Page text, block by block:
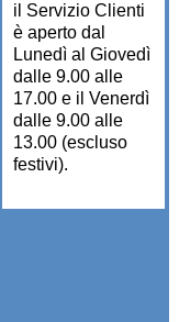
il Servizio Clienti
è aperto dal
Lunedì al Giovedì
dalle 9.00 alle
17.00 e il Venerdì
dalle 9.00 alle
13.00 (escluso
festivi).